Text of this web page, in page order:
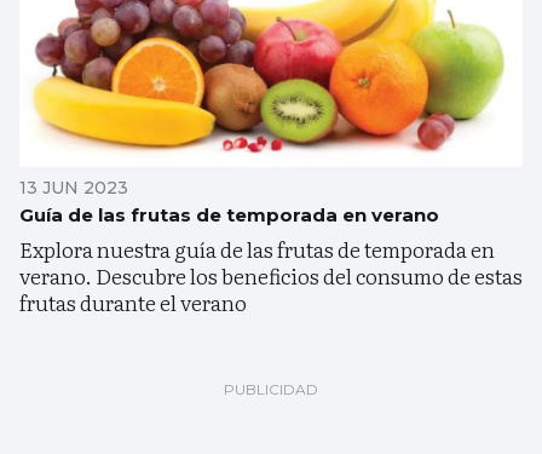
13 JUN 2023
Guía de las frutas de temporada en verano
Explora nuestra guía de las frutas de temporada en
verano. Descubre los beneficios del consumo de estas
frutas durante el verano